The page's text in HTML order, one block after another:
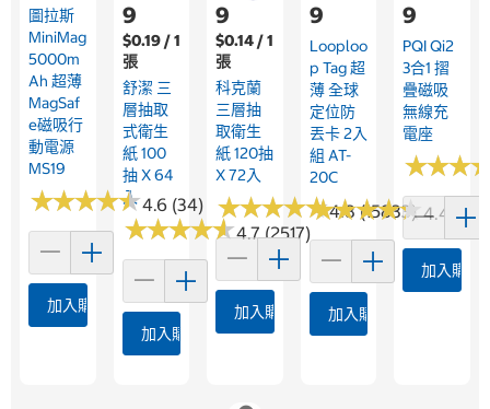
圖拉斯
MiniMag
5000m
Ah 超薄
MagSaf
E磁吸行
動電源
MS19
★★★★★
★★★★★4.6 (34)
加入購物車
9
$0.19 / 1
張
舒潔 三
層抽取
式衛生
紙 100
抽 X 64
入
★★★★★
★★★★★4.7 (2517)
加入購物車
9
$0.14 / 1
張
科克蘭
三層抽
取衛生
紙 120抽
X 72入
★★★★★
★★★★★4.8 (15833)
加入購物車
9
Looploo
P Tag 超
薄 全球
定位防
丟卡 2入
組 AT-
20C
★★★★★
★★★★★4.4 (9)
加入購物車
9
PQI Qi2
3合1 摺
疊磁吸
無線充
電座
★★★
★★★
加入購物